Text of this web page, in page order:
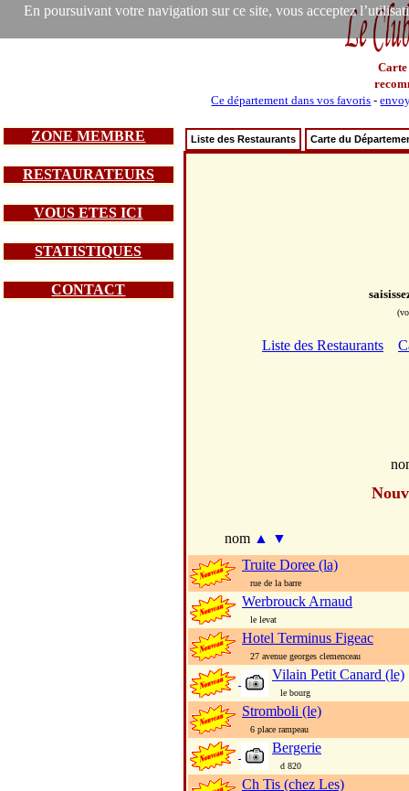
En poursuivant votre navigation sur ce site, vous acceptez
Carte
Ce département dans vos favoris -
ZONE MEMBRE
RESTAURATEURS
VOUS ETES ICI
STATISTIQUES
CONTACT
Liste des Restaurants Carte du
Liste des Restaurants
nom ▲
▼
Truite Doree (la)
rue de la barre
Werbrouck Arnaud
le levat
Hotel Terminus Figeac
27 avenue georges clemenceau
Vilain Petit Canard (le)
le bourg
Stromboli (le)
6 place rampeau
Bergerie
d 820
Ch Tis (chez Les)